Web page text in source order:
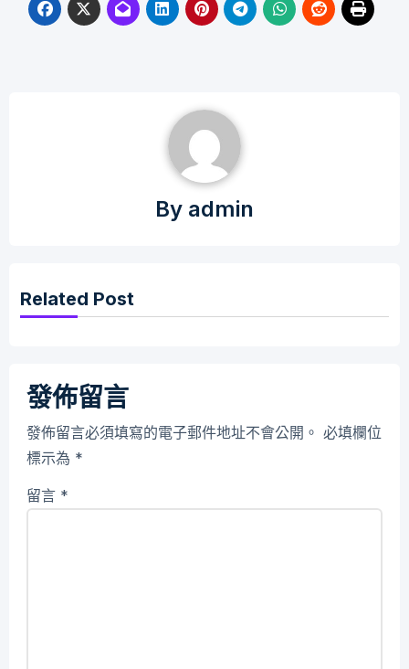
By admin
Related Post
發佈留言
發佈留言必須填寫的電子郵件地址不會公開。 必填欄位
標示為 *
留言 *